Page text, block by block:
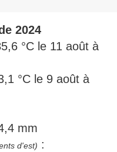
2024
°C le 11 août à
°C le 9 août à
mm
d'est) :